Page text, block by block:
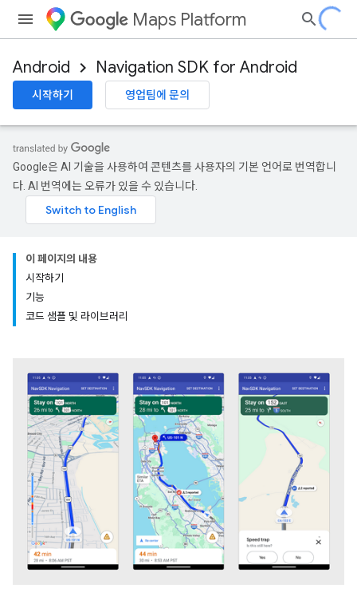
Maps Platform
Android Navigation SDK for Android
시작하기 영업팀에 문의
Google은 AI 기술을 사용하여 콘텐츠를 사용자의 기본 언어로 번역합니
다. AI 번역에는 오류가 있을 수 있습니다.
이 페이지의 내용
시작하기
기능
코드 샘플 및 라이브러리